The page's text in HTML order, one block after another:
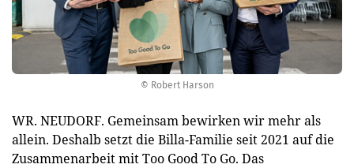
© Robert Harson
WR. NEUDORF. Gemeinsam bewirken wir mehr als
allein. Deshalb setzt die Billa-Familie seit 2021 auf die
Zusammenarbeit mit Too Good To Go. Das